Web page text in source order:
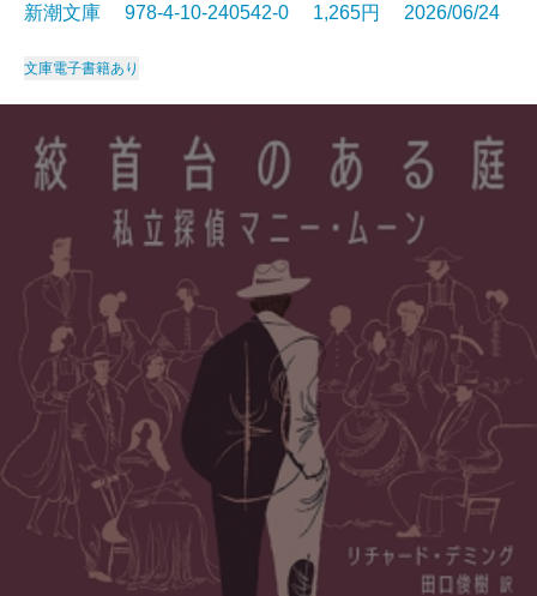
新潮文庫 978-4-10-240542-0 1,265円 2026/06/24
文庫電子書籍あり